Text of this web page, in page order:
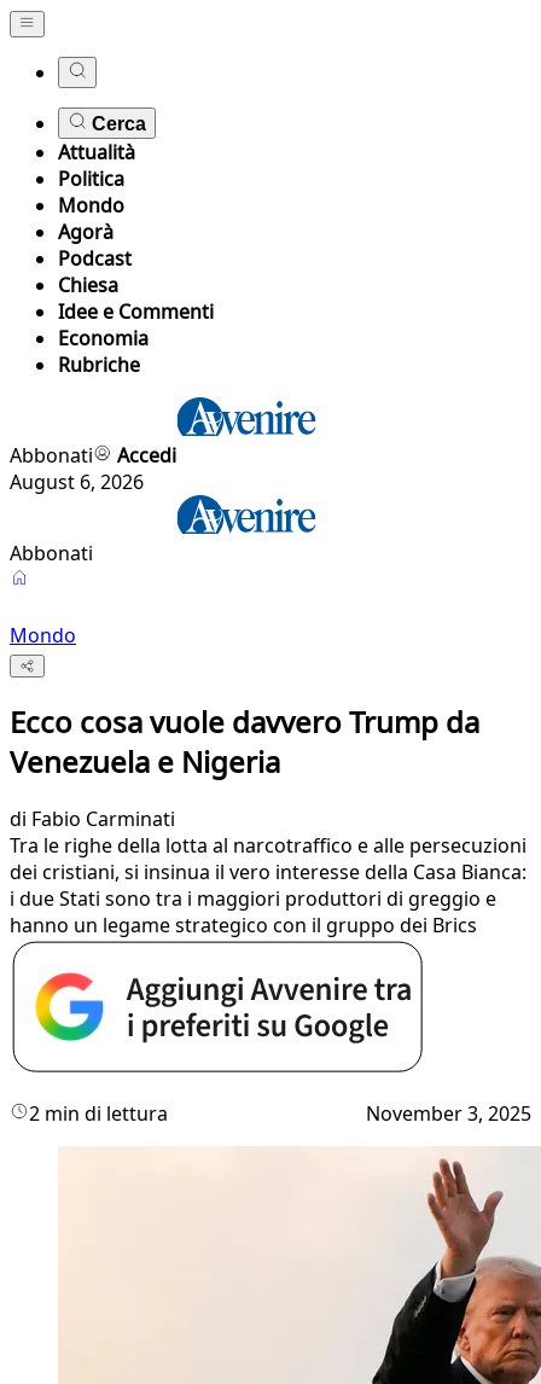
Cerca
Attualità
Politica
Mondo
Agorà
Podcast
Chiesa
Idee e Commenti
Economia
Rubriche
Abbonati
Accedi
August 6, 2026
Abbonati
Mondo
Ecco cosa vuole davvero Trump da
Venezuela e Nigeria
di Fabio Carminati
Tra le righe della lotta al narcotraffico e alle persecuzioni
dei cristiani, si insinua il vero interesse della Casa Bianca:
i due Stati sono tra i maggiori produttori di greggio e
hanno un legame strategico con il gruppo dei Brics
2 min di lettura November 3, 2025